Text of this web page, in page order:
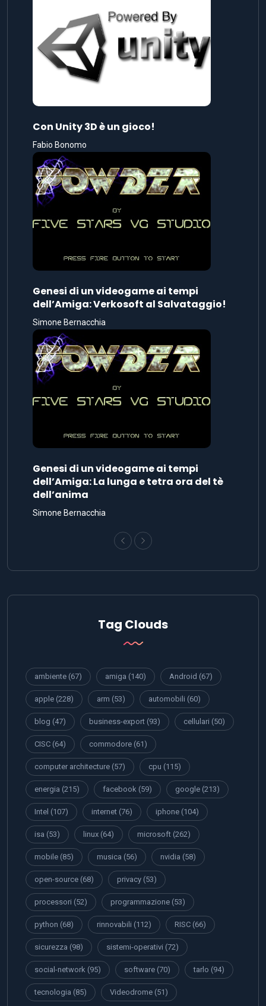
Con Unity 3D è un gioco!
Fabio Bonomo
Genesi di un videogame ai tempi
dell’Amiga: Verkosoft al Salvataggio!
Simone Bernacchia
Genesi di un videogame ai tempi
dell’Amiga: La lunga e tetra ora del tè
dell’anima
Simone Bernacchia
Tag Clouds
ambiente (67) amiga (140) Android (67)
apple (228) arm (53) automobili (60)
blog (47) business-export (93) cellulari (50)
CISC (64) commodore (61)
computer architecture (57) cpu (115)
energia (215) facebook (59) google (213)
Intel (107) internet (76) iphone (104)
isa (53) linux (64) microsoft (262)
mobile (85) musica (56) nvidia (58)
open-source (68) privacy (53)
processori (52) programmazione (53)
python (68) rinnovabili (112) RISC (66)
sicurezza (98) sistemi-operativi (72)
social-network (95) software (70) tarlo (94)
tecnologia (85) Videodrome (51)